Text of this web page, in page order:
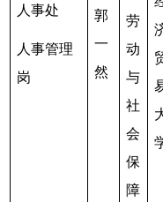
人事处
人事管理
岗
郭
一
然
劳
动
与
社
会
保
障